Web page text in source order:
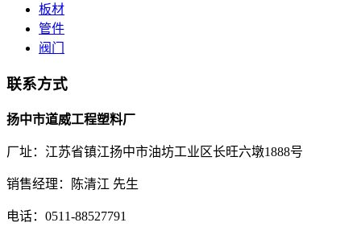
板材
管件
阀门
联系方式
扬中市道威工程塑料厂
厂址：江苏省镇江扬中市油坊工业区长旺六墩1888号
销售经理：陈清江 先生
电话：0511-88527791